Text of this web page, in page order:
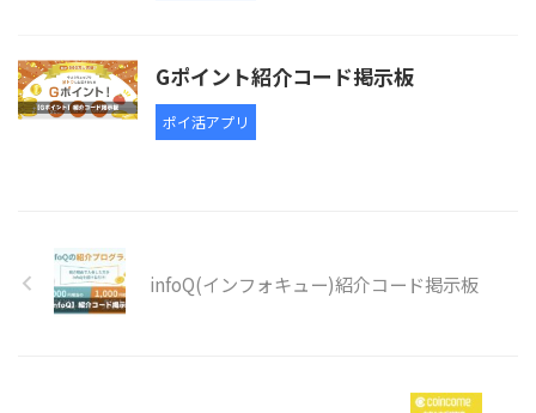
Gポイント紹介コード掲示板
ポイ活アプリ
infoQ(インフォキュー)紹介コード掲示板